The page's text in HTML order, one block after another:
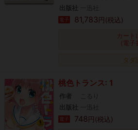
出版社
一迅社
電子 81,783円(税込)
カート
(電子
タダ
桃色トランス: 1
作者
こるり
出版社
一迅社
電子 748円(税込)